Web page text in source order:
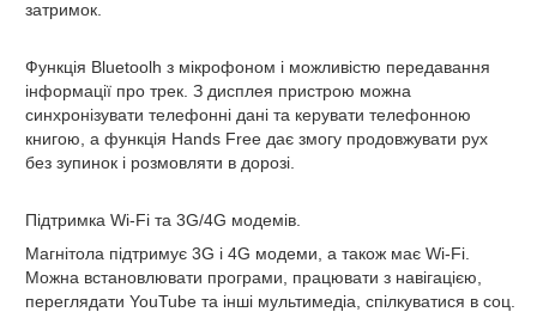
затримок.
Функція Bluetoolh з мікрофоном і можливістю передавання
інформації про трек. З дисплея пристрою можна
синхронізувати телефонні дані та керувати телефонною
книгою, а функція Hands Free дає змогу продовжувати рух
без зупинок і розмовляти в дорозі.
Підтримка Wi-Fi та 3G/4G модемів.
Магнітола підтримує 3G і 4G модеми, а також має Wi-Fi.
Можна встановлювати програми, працювати з навігацією,
переглядати YouTube та інші мультимедіа, спілкуватися в соц.